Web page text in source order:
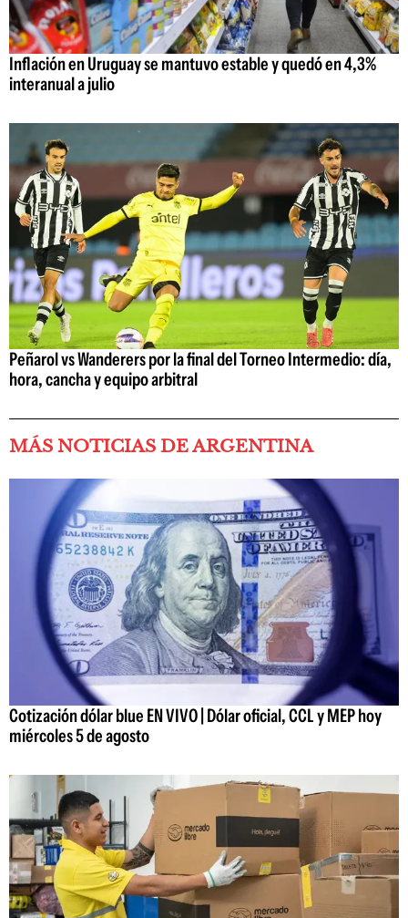
Inflación en Uruguay se mantuvo estable y quedó en 4,3%
interanual a julio
Peñarol vs Wanderers por la final del Torneo Intermedio: día,
hora, cancha y equipo arbitral
MÁS NOTICIAS DE ARGENTINA
Cotización dólar blue EN VIVO | Dólar oficial, CCL y MEP hoy
miércoles 5 de agosto